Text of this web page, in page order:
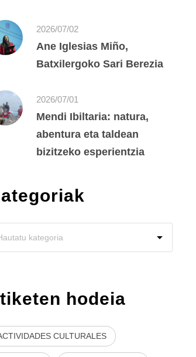
2026/07/02
Ane Iglesias Miño,
Batxilergoko Sari Berezia
2026/07/01
Mendi Ibiltaria: natura,
abentura eta taldean
bizitzeko esperientzia
hodeia
CULTURALES